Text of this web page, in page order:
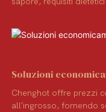
Soluzioni
Chenghot offre prezzi
all'ingrosso, fornendo